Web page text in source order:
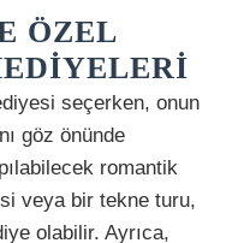
ÖZEL
seçerken, onun
göz önünde
romantik
veya bir tekne turu,
olabilir. Ayrıca,